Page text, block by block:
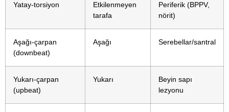
Yatay-torsiyon
Etkilenmeyen
tarafa
Periferik (BPPV,
nörit)
Aşağı-çarpan
(downbeat)
Aşağı Serebellar/santral
Yukarı-çarpan
(upbeat)
Yukarı
Beyin sapı
lezyonu